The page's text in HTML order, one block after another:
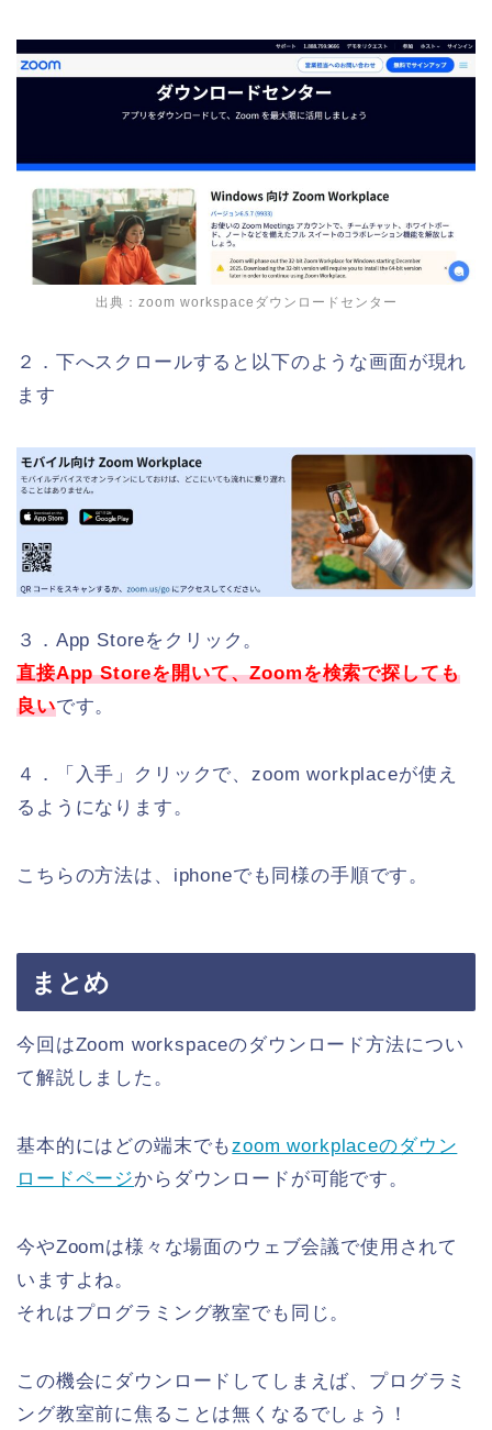
出典： zoom workspaceダウンロードセンター
２．下へスクロールすると以下のような画面が現れ
ます
３．App Storeをクリック。
直接App Storeを開いて、Zoomを検索で探しても
良いです。
４．「入手」クリックで、zoom workplaceが使え
るようになります。
こちらの方法は、iphoneでも同様の手順です。
まとめ
今回はZoom workspaceのダウンロード方法につい
て解説しました。
基本的にはどの端末でもzoom workplaceのダウン
ロードページからダウンロードが可能です。
今やZoomは様々な場面のウェブ会議で使用されて
いますよね。
それはプログラミング教室でも同じ。
この機会にダウンロードしてしまえば、プログラミ
ング教室前に焦ることは無くなるでしょう！